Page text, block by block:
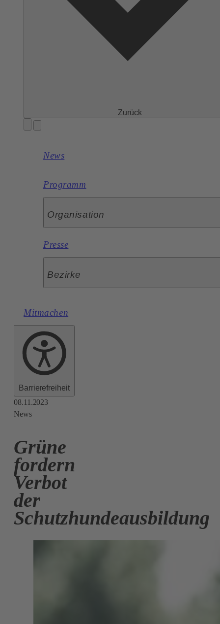
Zurück
News
Programm
Organisation
Presse
Bezirke
Mitmachen
Barrierefreiheit
08.11.2023
News
Grüne
fordern
Verbot
der
Schutzhundeausbildung